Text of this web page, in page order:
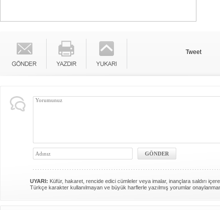
Tweet
UYARI: Küfür, hakaret, rencide edici cümleler veya imalar, inançlara saldırı
Türkçe karakter kullanılmayan ve büyük harflerle yazılmış yorumlar
Teşrik tekbiri nedir? Ne
Kurban Bayramının arefe
namazından itibaren